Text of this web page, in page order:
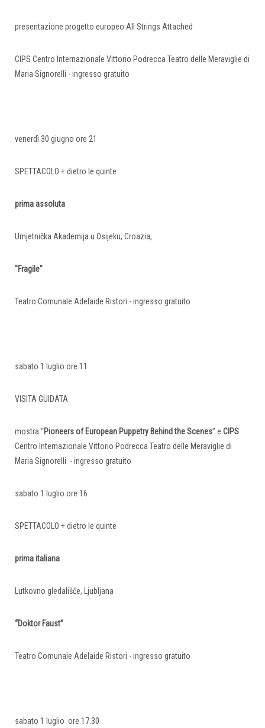
presentazione progetto europeo All Strings Attached
CIPS Centro Internazionale Vittorio Podrecca Teatro delle Meraviglie di
Maria Signorelli - ingresso gratuito
venerdì 30 giugno ore 21
SPETTACOLO + dietro le quinte
prima assoluta
Umjetnička Akademija u Osijeku, Croazia,
"Fragile"
Teatro Comunale Adelaide Ristori - ingresso gratuito
sabato 1 luglio ore 11
VISITA GUIDATA
mostra “Pioneers of European Puppetry Behind the Scenes” e CIPS
Centro Internazionale Vittorio Podrecca Teatro delle Meraviglie di
Maria Signorelli - ingresso gratuito
sabato 1 luglio ore 16
SPETTACOLO + dietro le quinte
prima italiana
Lutkovno gledališče, Ljubljana
“Doktor Faust”
Teatro Comunale Adelaide Ristori - ingresso gratuito
sabato 1 luglio ore 17.30